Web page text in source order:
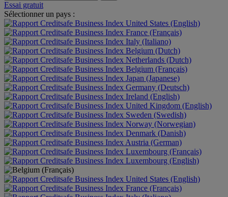
Essai gratuit
Sélectionner un pays :
United States (English)
France (Français)
Italy (Italiano)
Belgium (Dutch)
Netherlands (Dutch)
Belgium (Français)
Japan (Japanese)
Germany (Deutsch)
Ireland (English)
United Kingdom (English)
Sweden (Swedish)
Norway (Norwegian)
Denmark (Danish)
Austria (German)
Luxembourg (Français)
Luxembourg (English)
United States (English)
France (Français)